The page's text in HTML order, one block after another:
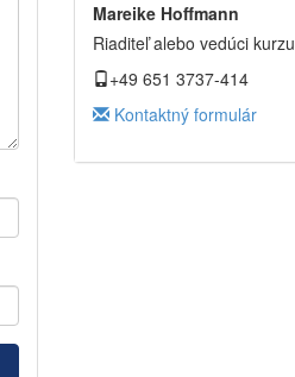
Mareike Hoffmann
Riaditeľ alebo vedúci kurzu
+49 651 3737-414
Kontaktný formulár